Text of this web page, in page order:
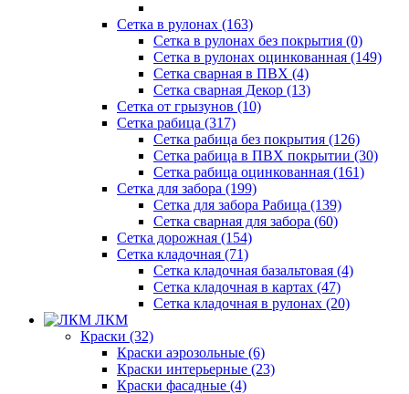
Сетка в рулонах (163)
Сетка в рулонах без покрытия (0)
Сетка в рулонах оцинкованная (149)
Сетка сварная в ПВХ (4)
Сетка сварная Декор (13)
Сетка от грызунов (10)
Сетка рабица (317)
Сетка рабица без покрытия (126)
Сетка рабица в ПВХ покрытии (30)
Сетка рабица оцинкованная (161)
Сетка для забора (199)
Сетка для забора Рабица (139)
Сетка сварная для забора (60)
Сетка дорожная (154)
Сетка кладочная (71)
Сетка кладочная базальтовая (4)
Сетка кладочная в картах (47)
Сетка кладочная в рулонах (20)
ЛКМ
Краски (32)
Краски аэрозольные (6)
Краски интерьерные (23)
Краски фасадные (4)